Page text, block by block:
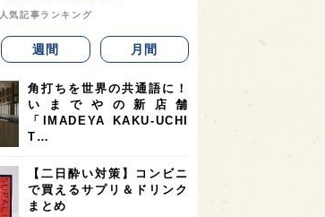
人気記事ランキング
週間 月間
角打ちを世界の共通語に！
いまでやの新店舗
「IMADEYA KAKU-UCHI
T…
【二日酔い対策】コンビニ
で買えるサプリ＆ドリンク
まとめ